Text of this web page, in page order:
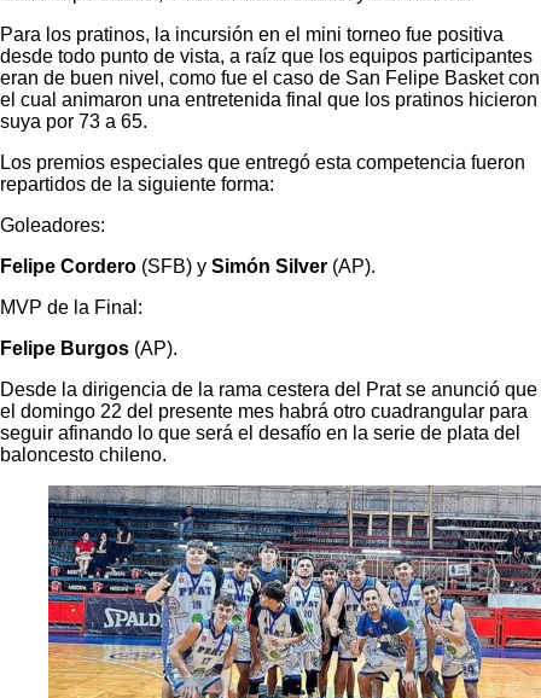
Para los pratinos, la incursión en el mini torneo fue positiva
desde todo punto de vista, a raíz que los equipos participantes
eran de buen nivel, como fue el caso de San Felipe Basket con
el cual animaron una entretenida final que los pratinos hicieron
suya por 73 a 65.
Los premios especiales que entregó esta competencia fueron
repartidos de la siguiente forma:
Goleadores:
Felipe Cordero (SFB) y Simón Silver (AP).
MVP de la Final:
Felipe Burgos (AP).
Desde la dirigencia de la rama cestera del Prat se anunció que
el domingo 22 del presente mes habrá otro cuadrangular para
seguir afinando lo que será el desafío en la serie de plata del
baloncesto chileno.